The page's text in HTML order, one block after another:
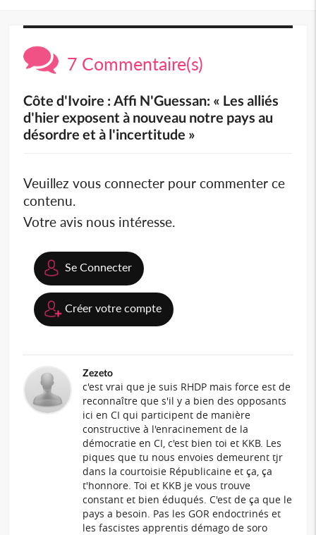
7 Commentaire(s)
Côte d'Ivoire : Affi N'Guessan: « Les alliés
d'hier exposent à nouveau notre pays au
désordre et à l'incertitude »
Veuillez vous connecter pour commenter ce
contenu.
Votre avis nous intéresse.
Se Connecter
Créer votre compte
Zezeto
c'est vrai que je suis RHDP mais force est de
reconnaître que s'il y a bien des opposants
ici en CI qui participent de manière
constructive à l'enracinement de la
démocratie en CI, c'est bien toi et KKB. Les
piques que tu nous envoies demeurent tjr
dans la courtoisie Républicaine et ça, ça
t'honnore. Toi et KKB je vous trouve
constant et bien éduqués. C'est de ça que le
pays a besoin. Pas les GOR endoctrinés et
les fascistes apprentis démago de soro